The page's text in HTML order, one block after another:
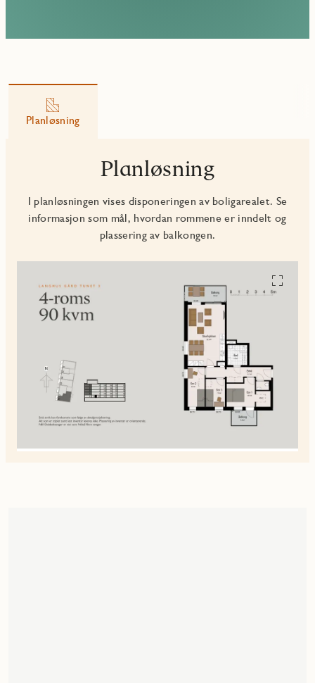
Planløsning
Planløsning
I planløsningen vises disponeringen av boligarealet. Se
informasjon som mål, hvordan rommene er inndelt og
plassering av balkongen.
Se
alle